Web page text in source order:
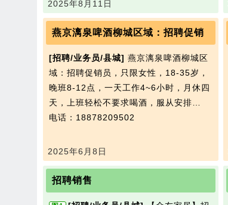
2025年8月11日
燕京漓泉啤酒柳城区域：招聘促销
[招聘/业务员/县城] 燕京漓泉啤酒柳城区
域：招聘促销员，只限女性，18-35岁，
晚班8-12点，一天工作4~6小时，月休四
天，上班轻松不要求喝酒，服从安排…
电话：18878209502
2025年6月8日
招聘销售